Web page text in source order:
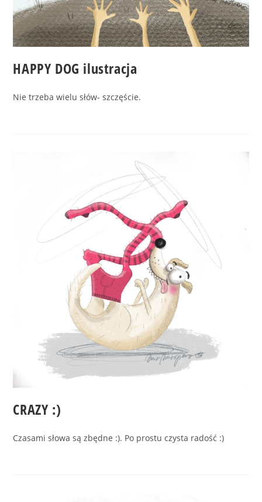
HAPPY DOG ilustracja
Nie trzeba wielu słów- szczęście.
CRAZY :)
Czasami słowa są zbędne :). Po prostu czysta radość :)